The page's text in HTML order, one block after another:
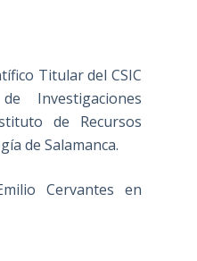
Titular del CSIC
Investigaciones
de Recursos
de Salamanca.